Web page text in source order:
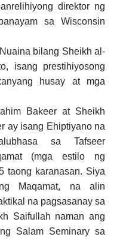
direktor ng
sa Wisconsin
bilang Sheikh al-
isang prestihiyosong
husay at mga
Bakeer at Sheikh
ay isang Ehiptiyano na
sa Tafseer
(mga estilo ng
taong karanasan. Siya
Maqamat, na alin
na pagsasanay sa
Saifullah naman ang
Salam Seminary sa